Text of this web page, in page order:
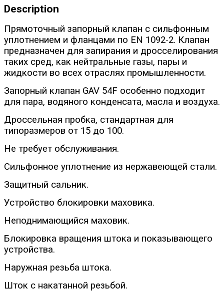
Description
Прямоточный запорный клапан с сильфонным
уплотнением и фланцами по EN 1092-2. Клапан
предназначен для запирания и дросселирования
таких сред, как нейтральные газы, пары и
жидкости во всех отраслях промышленности.
Запорный клапан GAV 54F особенно подходит
для пара, водяного конденсата, масла и воздуха.
Дроссельная пробка, стандартная для
типоразмеров от 15 до 100.
Не требует обслуживания.
Сильфонное уплотнение из нержавеющей стали.
Защитный сальник.
Устройство блокировки маховика.
Неподнимающийся маховик.
Блокировка вращения штока и показывающего
устройства.
Наружная резьба штока.
Шток с накатанной резьбой.